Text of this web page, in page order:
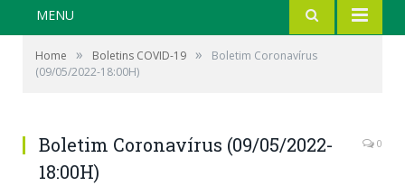
MENU
Home » Boletins COVID-19 »
Boletim Coronavírus
(09/05/2022-18:00H)
Boletim Coronavírus (09/05/2022-
18:00H)
0